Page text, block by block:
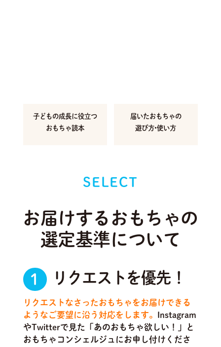
子どもの成長に役立つ
おもちゃ読本
届いたおもちゃの
遊び方•使い方
SELECT
お届けするおもちゃの
選定基準について
1 リクエストを優先！
リクエストなさったおもちゃをお届けできる
ようなご要望に沿う対応をします。 Instagram
やTwitterで見た「あのおもちゃ欲しい！」と
おもちゃコンシェルジュにお申し付けくださ